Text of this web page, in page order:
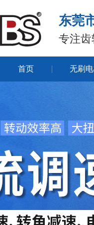
东莞
专注
首页 无刷